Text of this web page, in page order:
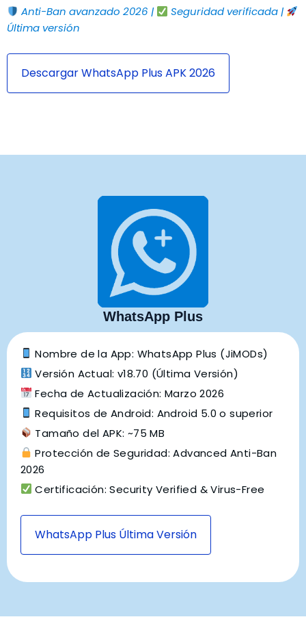
Anti-Ban avanzado 2026 |
Seguridad verificada |
Última versión
Descargar WhatsApp Plus APK 2026
WhatsApp Plus
Nombre de la App: WhatsApp Plus (JiMODs)
Versión Actual: v18.70 (Última Versión)
Fecha de Actualización: Marzo 2026
Requisitos de Android: Android 5.0 o superior
Tamaño del APK: ~75 MB
Protección de Seguridad: Advanced Anti-Ban
2026
Certificación: Security Verified & Virus-Free
WhatsApp Plus Última Versión